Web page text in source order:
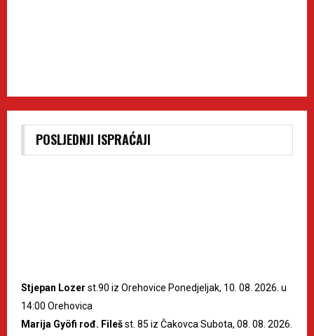
POSLJEDNJI ISPRAĆAJI
Stjepan Lozer st.90 iz Orehovice Ponedjeljak, 10. 08. 2026. u
14:00 Orehovica
Marija Gyöfi rođ. Filešst. 85 iz Čakovca Subota, 08. 08. 2026.